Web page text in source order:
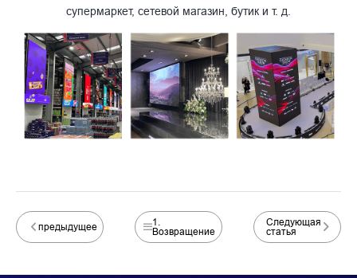
супермаркет, сетевой магазин, бутик и т. д.
предыдущее
1.
Возвращение
Следующая
статья